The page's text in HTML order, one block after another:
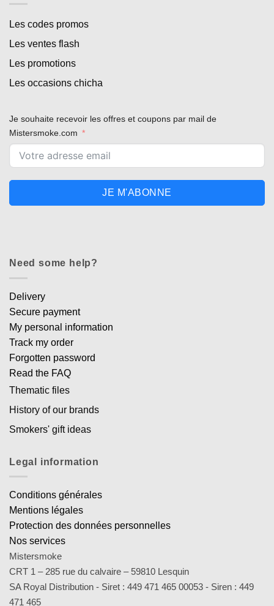
Les codes promos
Les ventes flash
Les promotions
Les occasions chicha
Je souhaite recevoir les offres et coupons par mail de
Mistersmoke.com
JE M'ABONNE
Need some help?
Delivery
Secure payment
My personal information
Track my order
Forgotten password
Read the FAQ
Thematic files
History of our brands
Smokers' gift ideas
Legal information
Conditions générales
Mentions légales
Protection des données personnelles
Nos services
Mistersmoke
CRT 1 – 285 rue du calvaire – 59810 Lesquin
SA Royal Distribution - Siret : 449 471 465 00053 - Siren : 449
471 465